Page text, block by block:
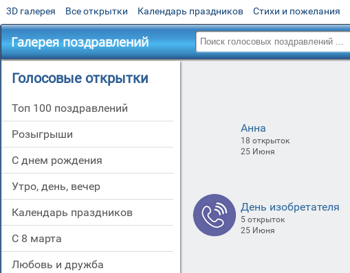
3D галерея Все открытки Календарь праздников Стихи и пожелания
Галерея поздравлений
Голосовые открытки
Топ 100 поздравлений
Розыгрыши
С днем рождения
Утро, день, вечер
Календарь праздников
С 8 марта
Любовь и дружба
Анна
18 открыток
25 Июня
День изобретателя
5 открыток
25 Июня